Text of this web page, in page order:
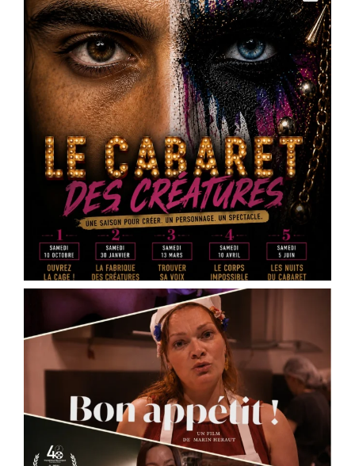
Scène Dramatique Ackermann
4 months ago
« Des cailloux dans le ventre » de @Marin
Heraut– réservez vos places
Vous faites quoi le 16 mai 2026 ?
La Scène Dramatique Ackermann présentera le
samedi 16 mai à 20h30, à la salle Jean Zay – salle
des fêtes d’Ingré, la sortie de résidence de « Des
cailloux dans le ventre », une création de Marin
Heraut .
Ce spectacle mêle théâtre documentaire, satire
médiatique et écriture contemporaine pour plo
See More
Photo
View on Facebook · Share